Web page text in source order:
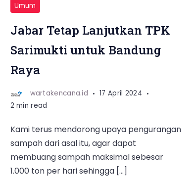
Umum
Jabar Tetap Lanjutkan TPK
Sarimukti untuk Bandung
Raya
wartakencana.id
17 April 2024
2 min read
Kami terus mendorong upaya pengurangan
sampah dari asal itu, agar dapat
membuang sampah maksimal sebesar
1.000 ton per hari sehingga […]